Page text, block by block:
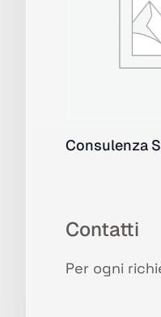
Consulenza
Contatti
Per ogni